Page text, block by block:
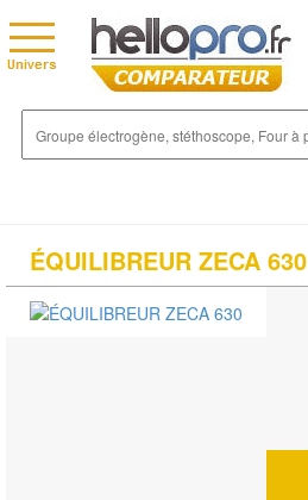
ÉQUILIBREUR ZECA 630